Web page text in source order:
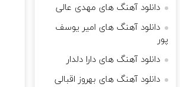
دانلود آهنگ های مهدی عالی
دانلود آهنگ های امیر یوسف
پور
دانلود آهنگ های دارا دلدار
دانلود آهنگ های بهروز اقبالی